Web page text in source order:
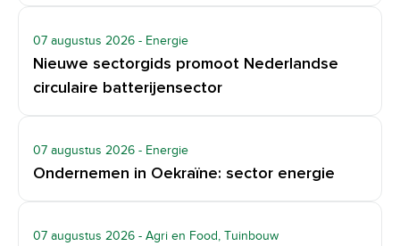
07 augustus 2026 - Energie
Nieuwe sectorgids promoot Nederlandse
circulaire batterijensector
07 augustus 2026 - Energie
Ondernemen in Oekraïne: sector energie
07 augustus 2026 - Agri en Food, Tuinbouw